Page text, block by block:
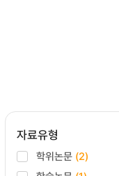
자료유형
학위논문 (2)